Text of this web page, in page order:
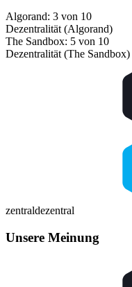
Algorand: 3 von 10
Dezentralität (Algorand)
The Sandbox: 5 von 10
Dezentralität (The Sandbox)
zentraldezentral
Unsere Meinung